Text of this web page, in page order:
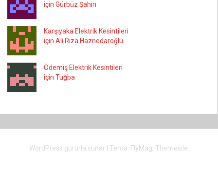
için Gürbüz Şahin
Karşıyaka Elektrik Kesintileri
için Ali Rıza Haznedaroğlu
Ödemiş Elektrik Kesintileri
için Tuğba
WordPress gururla sunar Tema: FlyMag, Themeisle.